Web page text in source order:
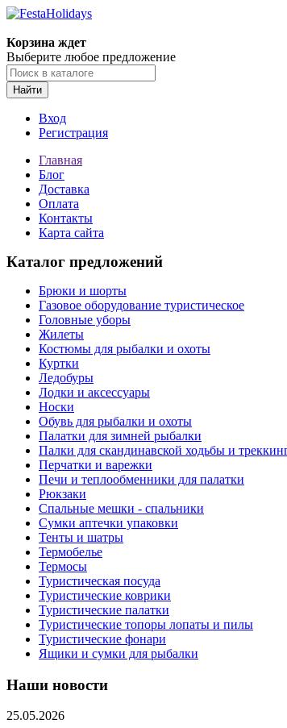
Корзина ждет
Выберите любое предложение
Найти
Вход
Регистрация
Главная
Блог
Доставка
Оплата
Контакты
Карта сайта
Каталог предложений
Брюки и шорты
Газовое оборудование туристическое
Головные уборы
Жилеты
Костюмы для рыбалки и охоты
Куртки
Ледобуры
Лодки и аксессуары
Носки
Обувь для рыбалки и охоты
Палатки для зимней рыбалки
Палки для скандинавской ходьбы и
Перчатки и варежки
Печи и теплообменники для палатки
Рюкзаки
Спальные мешки - спальники
Сумки аптечки упаковки
Тенты и шатры
Термобелье
Термосы
Туристическая посуда
Туристические коврики
Туристические палатки
Туристические топоры лопаты и пилы
Туристические фонари
Ящики и сумки для рыбалки
Наши новости
25.05.2026